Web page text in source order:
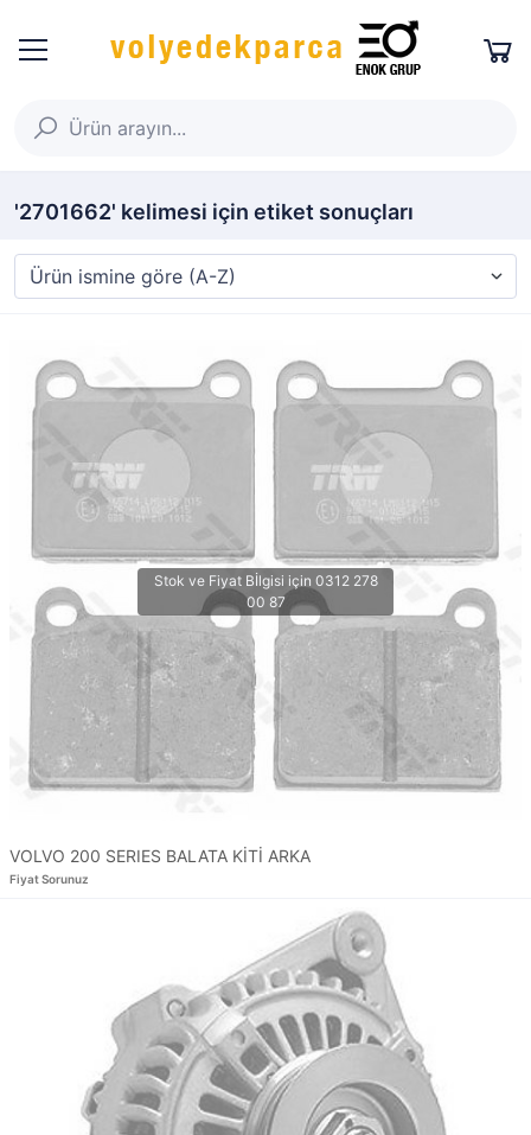
'2701662' kelimesi için etiket sonuçları
VOLVO 200 SERIES BALATA KİTİ ARKA
Fiyat Sorunuz